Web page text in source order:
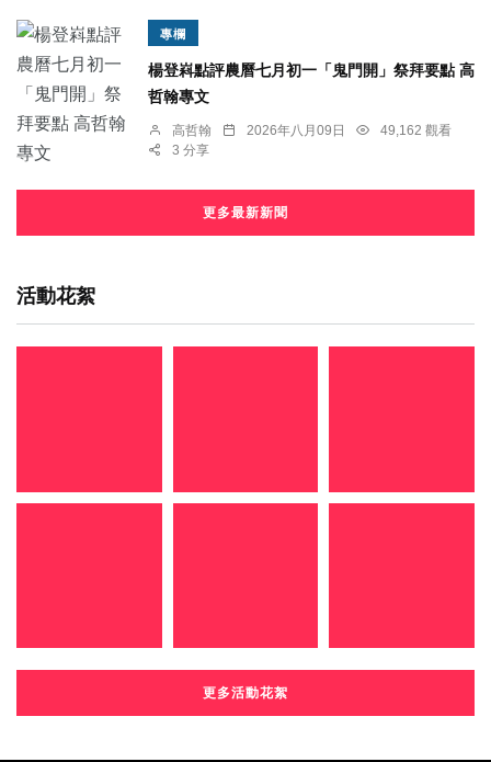
專欄
楊登嵙點評農曆七月初一「鬼門開」祭拜要點 高
哲翰專文
高哲翰 2026年八月09日
49,162 觀看
3 分享
更多最新新聞
活動花絮
更多活動花絮